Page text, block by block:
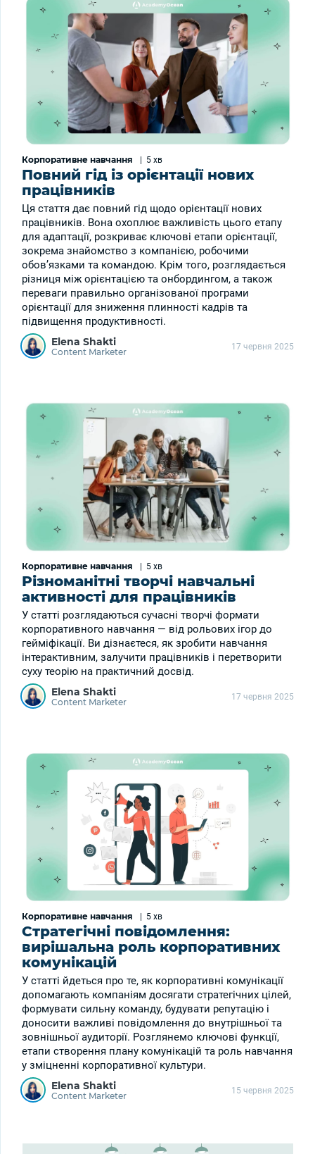
Корпоративне навчання 5 хв
Повний гід із орієнтації нових
працівників
Ця стаття дає повний гід щодо орієнтації нових
працівників. Вона охоплює важливість цього етапу
для адаптації, розкриває ключові етапи орієнтації,
зокрема знайомство з компанією, робочими
обов’язками та командою. Крім того, розглядається
різниця між орієнтацією та онбордингом, а також
переваги правильно організованої програми
орієнтації для зниження плинності кадрів та
підвищення продуктивності.
Elena Shakti
Content Marketer 17 червня 2025
Корпоративне навчання 5 хв
Різноманітні творчі навчальні
активності для працівників
У статті розглядаються сучасні творчі формати
корпоративного навчання — від рольових ігор до
гейміфікації. Ви дізнаєтеся, як зробити навчання
інтерактивним, залучити працівників і перетворити
суху теорію на практичний досвід.
Elena Shakti
Content Marketer 17 червня 2025
Корпоративне навчання 5 хв
Стратегічні повідомлення:
вирішальна роль корпоративних
комунікацій​
У статті йдеться про те, як корпоративні комунікації
допомагають компаніям досягати стратегічних цілей,
формувати сильну команду, будувати репутацію і
доносити важливі повідомлення до внутрішньої та
зовнішньої аудиторії. Розглянемо ключові функції,
етапи створення плану комунікацій та роль навчання
у зміцненні корпоративної культури.
Elena Shakti
Content Marketer 15 червня 2025